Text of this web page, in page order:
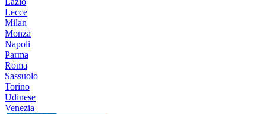
Lecce
Milan
Monza
Napoli
Parma
Roma
Sassuolo
Torino
Udinese
Venezia